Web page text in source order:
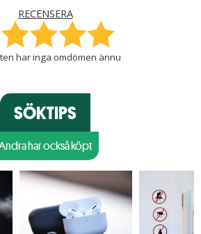
RECENSERA
har inga omdömen ännu
SÖKTIPS
har också köpt